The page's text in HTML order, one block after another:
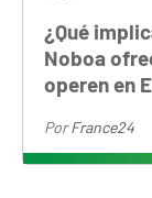
¿Qué
Noboa
operen en
PorFrance24